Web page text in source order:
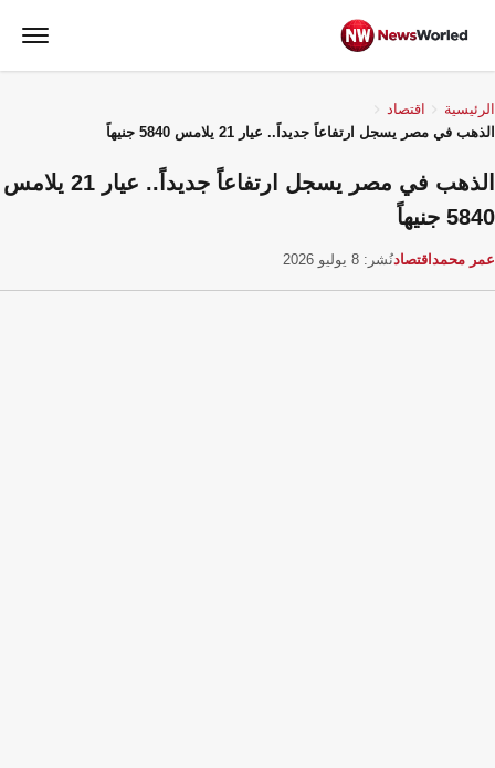
الرئيسية
اقتصاد
الذهب في مصر يسجل ارتفاعاً جديداً.. عيار 21 يلامس 5840 جنيهاً
الذهب في مصر يسجل ارتفاعاً جديداً.. عيار 21 يلامس
5840 جنيهاً
عمر محمد اقتصادنُشر: 8 يوليو 2026